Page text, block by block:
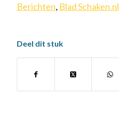
Berichten, Blad Schaken.nl
Deel dit stuk